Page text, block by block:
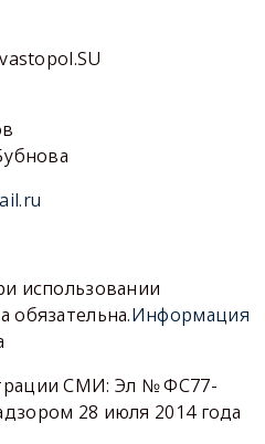
использовании
обязательна.Информация
СМИ: Эл № ФС77-
28 июля 2014 года